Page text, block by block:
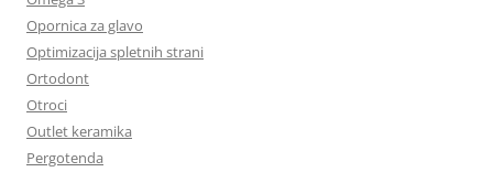
Opornica za glavo
Optimizacija spletnih strani
Ortodont
Otroci
Outlet keramika
Pergotenda